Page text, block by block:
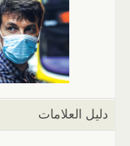
دليل العلامات